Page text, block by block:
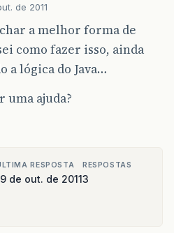
de 2011
a melhor forma de
como fazer isso, ainda
a lógica do Java…
uma ajuda?
RESPOSTA
de out. de 2011
RESPOSTAS
3